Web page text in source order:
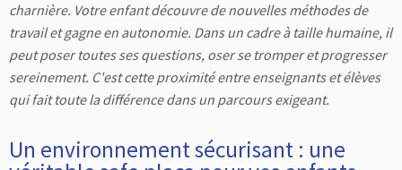
charnière. Votre enfant découvre de nouvelles méthodes de
travail et gagne en autonomie. Dans un cadre à taille humaine, il
peut poser toutes ses questions, oser se tromper et progresser
sereinement. C'est cette proximité entre enseignants et élèves
qui fait toute la différence dans un parcours exigeant.
Un environnement sécurisant : une